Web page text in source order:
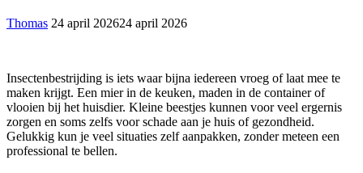
Thomas 24 april 202624 april 2026
Insectenbestrijding is iets waar bijna iedereen vroeg of laat mee te
maken krijgt. Een mier in de keuken, maden in de container of
vlooien bij het huisdier. Kleine beestjes kunnen voor veel ergernis
zorgen en soms zelfs voor schade aan je huis of gezondheid.
Gelukkig kun je veel situaties zelf aanpakken, zonder meteen een
professional te bellen.